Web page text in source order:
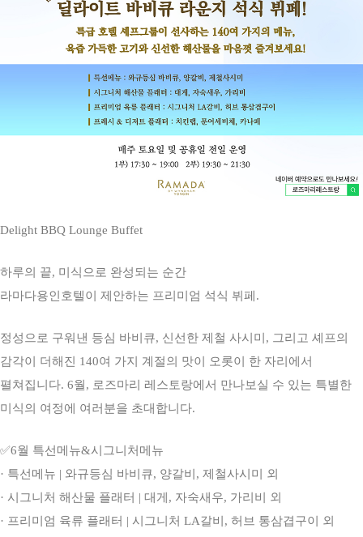
Delight BBQ Lounge Buffet
하루의 끝, 미식으로 완성되는 순간
라마다용인호텔이 제안하는 프리미엄 석식 뷔페.
정성으로 구워낸 등심 바비큐, 신선한 제철 사시미, 그리고 셰프의
감각이 더해진 140여 가지 계절의 맛이 오롯이 한 자리에서
펼쳐집니다. 6월, 로즈마리 레스토랑에서 만나보실 수 있는 특별한
미식의 여정에 여러분을 초대합니다.
✅6월 특선메뉴&시그니처메뉴
· 특선메뉴 | 와규등심 바비큐, 양갈비, 제철사시미 외
· 시그니처 해산물 플래터 | 대게, 자숙새우, 가리비 외
· 프리미엄 육류 플래터 | 시그니처 LA갈비, 허브 통삼겹구이 외